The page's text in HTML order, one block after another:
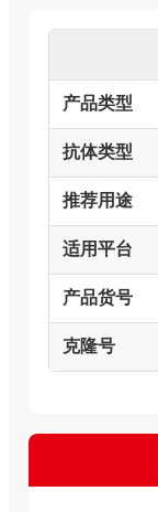
产品类型
抗体类型
推荐用途
适用平台
产品货号
克隆号